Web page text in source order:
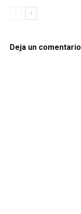
Deja un comentario